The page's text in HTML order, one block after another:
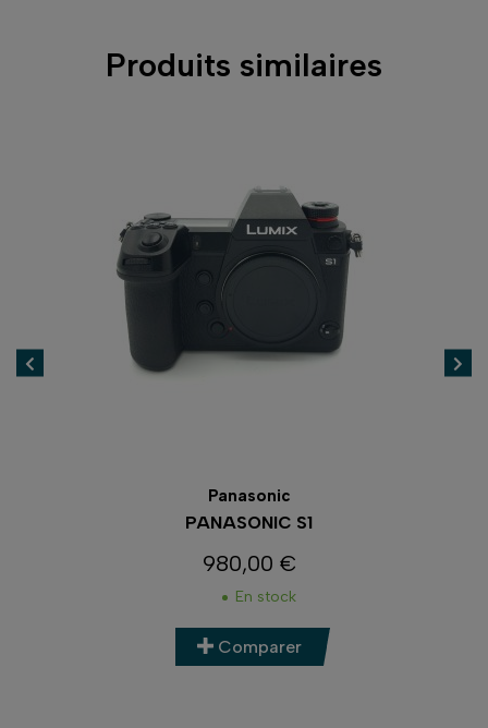
Produits similaires
Panasonic
PANASONIC S1
Prix
980,00 €
En stock
Comparer